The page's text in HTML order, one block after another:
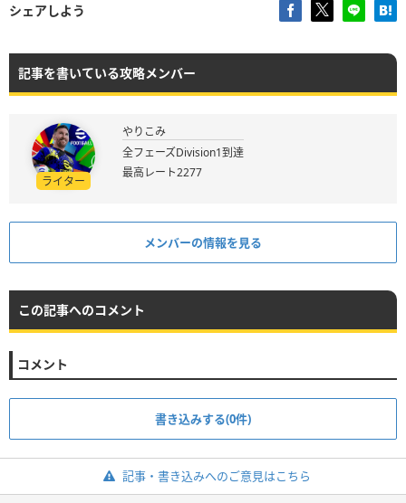
シェアしよう
記事を書いている攻略メンバー
ライター
やりこみ
全フェーズDivision1到達
最高レート2277
メンバーの情報を見る
この記事へのコメント
コメント
書き込みする(0件)
記事・書き込みへのご意見はこちら